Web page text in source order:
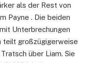
als der Rest von
Payne . Die beiden
Unterbrechungen
teilt großzügigerweise
über Liam. Sie